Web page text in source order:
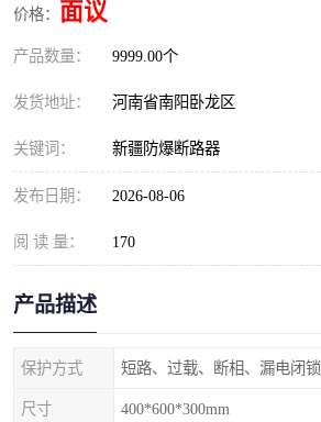
价格： 面议
产品数量： 9999.00个
发货地址： 河南省南阳卧龙区
关键词： 新疆防爆断路器
发布日期： 2026-08-06
阅 读 量： 170
产品描述
保护方式 短路、过载、断相、漏电闭锁
尺寸 400*600*300mm